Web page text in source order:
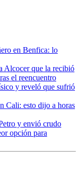
en Benfica: lo
Alcocer que la recibió
el reencuentro
y reveló que sufrió
Cali: esto dijo a horas
y envió crudo
opción para